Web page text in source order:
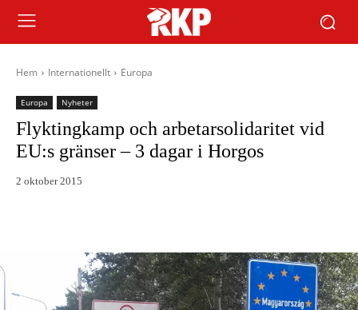
Hem Internationellt Europa
Europa Nyheter
Flyktingkamp och arbetarsolidaritet vid
EU:s gränser – 3 dagar i Horgos
2 oktober 2015